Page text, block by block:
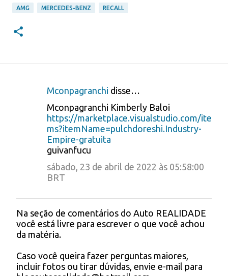
AMG MERCEDES-BENZ RECALL
r
i
o
s
Mconpagranchi disse…
Mconpagranchi Kimberly Baloi
https://marketplace.visualstudio.com/ite
ms?itemName=pulchdoreshi.Industry-
Empire-gratuita
guivanfucu
sábado, 23 de abril de 2022 às 05:58:00
BRT
P
o
s
a
r
Na seção de comentários do Auto REALIDADE
você está livre para escrever o que você achou
da matéria.
Caso você queira fazer perguntas maiores,
incluir fotos ou tirar dúvidas, envie e-mail para